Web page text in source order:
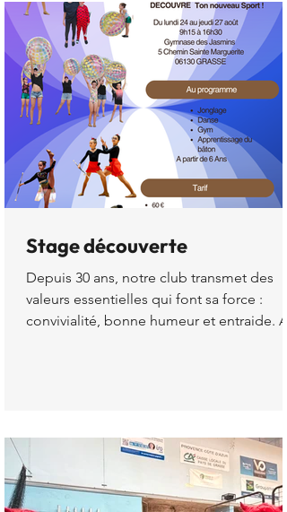
Stage découverte
Depuis 30 ans, notre club transmet des
valeurs essentielles qui font sa force :
convivialité, bonne humeur et entraide.